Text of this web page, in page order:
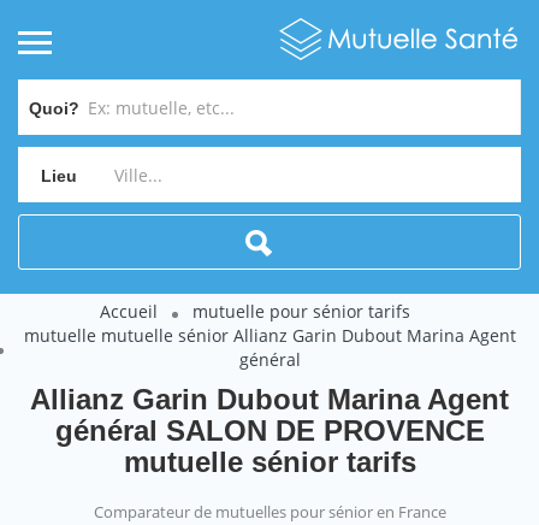
Quoi?
Lieu
Accueil
mutuelle pour sénior tarifs
mutuelle mutuelle sénior Allianz Garin Dubout Marina Agent
général
Allianz Garin Dubout Marina Agent
général SALON DE PROVENCE
mutuelle sénior tarifs
Comparateur de mutuelles pour sénior en France